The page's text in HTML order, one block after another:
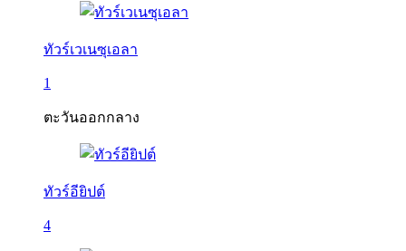
ทัวร์เวเนซุเอลา
1
ตะวันออกกลาง
ทัวร์อียิปต์
4